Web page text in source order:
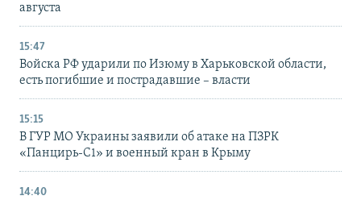
августа
15:47
Войска РФ ударили по Изюму в Харьковской области,
есть погибшие и пострадавшие – власти
15:15
В ГУР МО Украины заявили об атаке на ПЗРК
«Панцирь-С1» и военный кран в Крыму
14:40